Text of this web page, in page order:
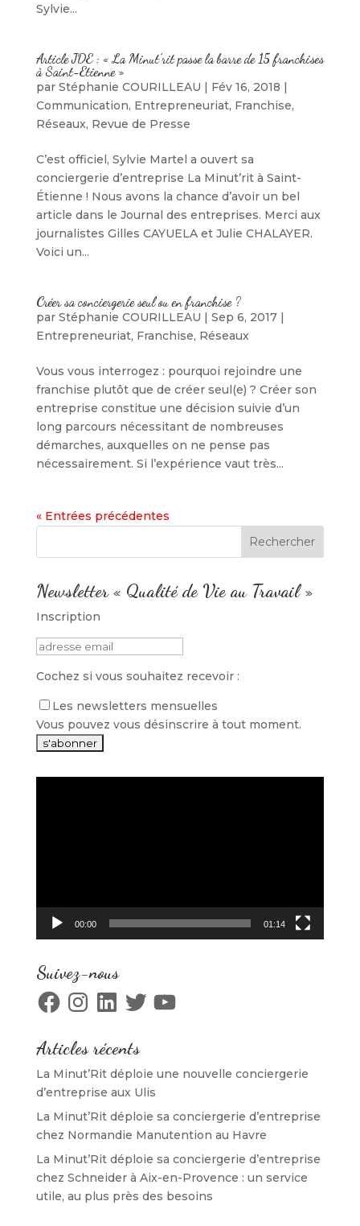
Sylvie...
Article JDE : « La Minut’rit passe la barre de 15 franchises
à Saint-Etienne »
par Stéphanie COURILLEAU | Fév 16, 2018 |
Communication, Entrepreneuriat, Franchise,
Réseaux, Revue de Presse
C’est officiel, Sylvie Martel a ouvert sa
conciergerie d’entreprise La Minut’rit à Saint-
Étienne ! Nous avons la chance d’avoir un bel
article dans le Journal des entreprises. Merci aux
journalistes Gilles CAYUELA et Julie CHALAYER.
Voici un...
Créer sa conciergerie seul ou en franchise ?
par Stéphanie COURILLEAU | Sep 6, 2017|
Entrepreneuriat, Franchise, Réseaux
Vous vous interrogez : pourquoi rejoindre une
franchise plutôt que de créer seul(e) ? Créer son
entreprise constitue une décision suivie d’un
long parcours nécessitant de nombreuses
démarches, auxquelles on ne pense pas
nécessairement. Si l’expérience vaut très...
« Entrées précédentes
Newsletter « Qualité de Vie au Travail »
Inscription
Cochez si vous souhaitez recevoir :
Les newsletters mensuelles
Vous pouvez vous désinscrire à tout moment.
00:00 01:14
Suivez-nous
FacebookInstagramLinkedInTwitterYouTube
Articles récents
La Minut’Rit déploie une nouvelle conciergerie
d’entreprise aux Ulis
La Minut’Rit déploie sa conciergerie d’entreprise
chez Normandie Manutention au Havre
La Minut’Rit déploie sa conciergerie d’entreprise
chez Schneider à Aix-en-Provence : un service
utile, au plus près des besoins